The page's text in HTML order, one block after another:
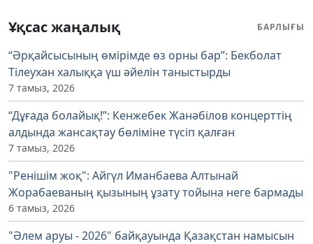
Ұқсас жаңалық БАРЛЫҒЫ
“Әрқайсысының өмірімде өз орны бар”: Бекболат
Тілеухан халыққа үш әйелін таныстырды
7 тамыз, 2026
“Дұғада болайық!”: Кенжебек Жанәбілов концерттің
алдында жансақтау бөліміне түсіп қалған
7 тамыз, 2026
"Ренішім жоқ": Айгүл Иманбаева Алтынай
Жорабаеваның қызының ұзату тойына неге бармады
6 тамыз, 2026
"Әлем аруы - 2026" байқауында Қазақстан намысын